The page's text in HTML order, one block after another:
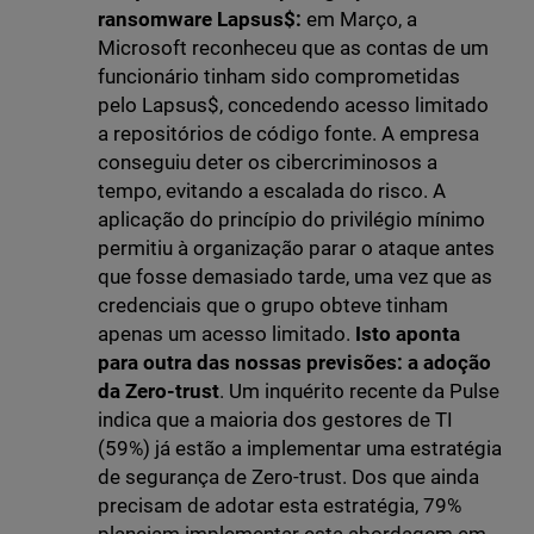
ransomware Lapsus$: em Março, a
Microsoft reconheceu que as contas de um
funcionário tinham sido comprometidas
pelo Lapsus$, concedendo acesso limitado
a repositórios de código fonte. A empresa
conseguiu deter os cibercriminosos a
tempo, evitando a escalada do risco. A
aplicação do princípio do privilégio mínimo
permitiu à organização parar o ataque antes
que fosse demasiado tarde, uma vez que as
credenciais que o grupo obteve tinham
apenas um acesso limitado. Isto aponta
para outra das nossas previsões: a adoção
da Zero-trust. Um inquérito recente da Pulse
indica que a maioria dos gestores de TI
(59%) já estão a implementar uma estratégia
de segurança de Zero-trust. Dos que ainda
precisam de adotar esta estratégia, 79%